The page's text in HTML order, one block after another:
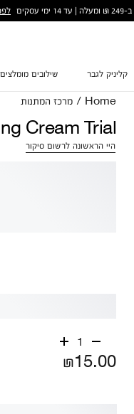
קליניק לגבר שילובים מומלצים
Home
/ מרכז המתנות
Cream Trial
היי הראשונה לרשום סיקור
1
₪15.00